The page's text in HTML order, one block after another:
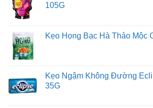
105G
Kẹo Họng Bạc Hà Thảo Mộc
Kẹo Ngậm Không Đường
35G